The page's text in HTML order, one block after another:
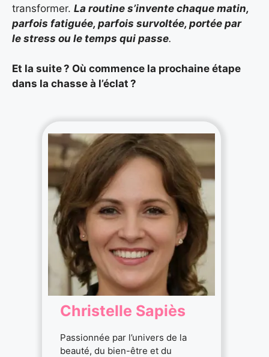
transformer. La routine s’invente chaque matin,
parfois fatiguée, parfois survoltée, portée par
le stress ou le temps qui passe.
Et la suite ? Où commence la prochaine étape
dans la chasse à l’éclat ?
Christelle Sapiès
Passionnée par l’univers de la
beauté, du bien-être et du